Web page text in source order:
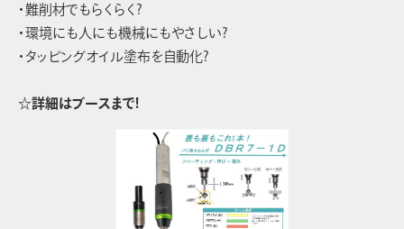
・難削材でもらくらく?
・環境にも人にも機械にもやさしい?
・タッピングオイル塗布を自動化?
☆詳細はブースまで!